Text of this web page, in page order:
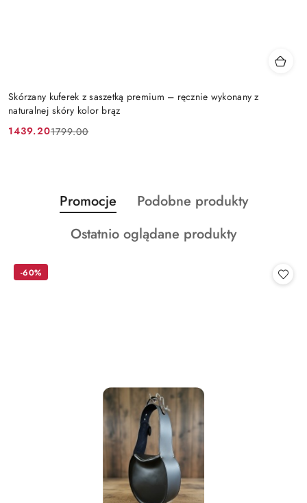
Skórzany kuferek z saszetką premium – ręcznie wykonany z
naturalnej skóry kolor brąz
Cena
1439.20
Cena
1799.00
Pomiń karuzelę produktów
Produkty
o
statusie:
Promocje
Produkty
statusie:
Podobne produkty
Produkty
Ostatnio oglądane produkty
-60%